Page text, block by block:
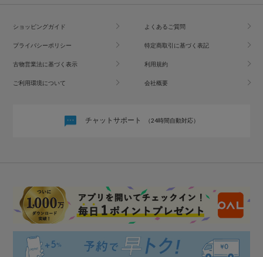
ショッピングガイド よくあるご質問
プライバシーポリシー 特定商取引に基づく表記
古物営業法に基づく表示 利用規約
ご利用環境について 会社概要
チャットサポート （24時間自動対応）